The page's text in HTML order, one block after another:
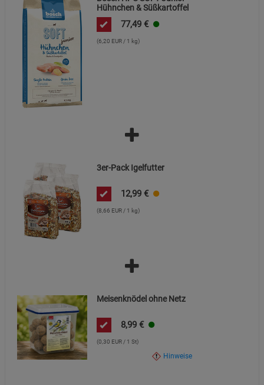
Hühnchen & Süßkartoffel
77,49 €
(6,20 EUR / 1 kg)
3er-Pack Igelfutter
12,99 €
(8,66 EUR / 1 kg)
Meisenknödel ohne Netz
8,99 €
(0,30 EUR / 1 St)
Hinweise